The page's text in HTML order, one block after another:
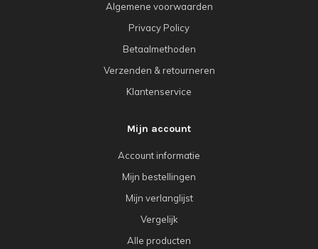
Algemene voorwaarden
Privacy Policy
Betaalmethoden
Verzenden & retourneren
Klantenservice
Mijn account
Account informatie
Mijn bestellingen
Mijn verlanglijst
Vergelijk
Alle producten